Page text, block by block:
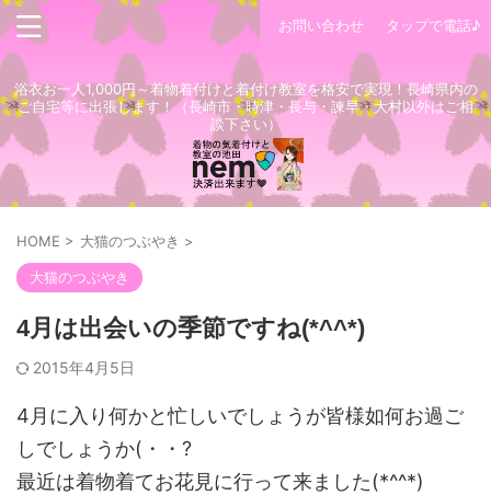
お問い合わせ タップで電話♪
浴衣お一人1,000円～着物着付けと着付け教室を格安で実現！長崎県内の
ご自宅等に出張します！（長崎市・時津・長与・諫早・大村以外はご相
談下さい）
HOME > 大猫のつぶやき >
大猫のつぶやき
4月は出会いの季節ですね(*^^*)
2015年4月5日
4月に入り何かと忙しいでしょうが皆様如何お過ご
しでしょうか(・・?
最近は着物着てお花見に行って来ました(*^^*)